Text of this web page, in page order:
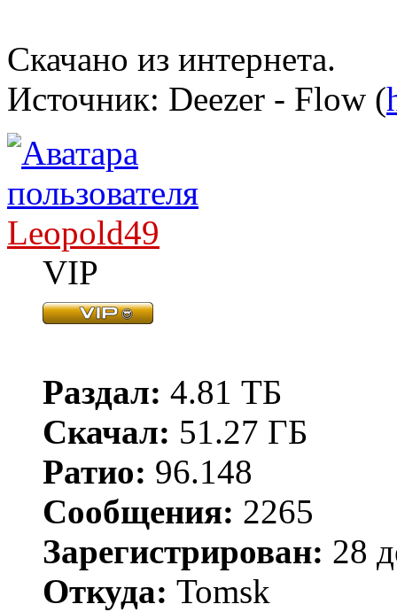
Скачано из интернета.
Источник: Deezer - Flow (
Leopold49
VIP
Раздал: 4.81 ТБ
Скачал: 51.27 ГБ
Ратио: 96.148
Сообщения: 2265
Зарегистрирован: 28
Откуда: Tomsk